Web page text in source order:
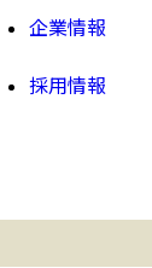
企業情報
採用情報